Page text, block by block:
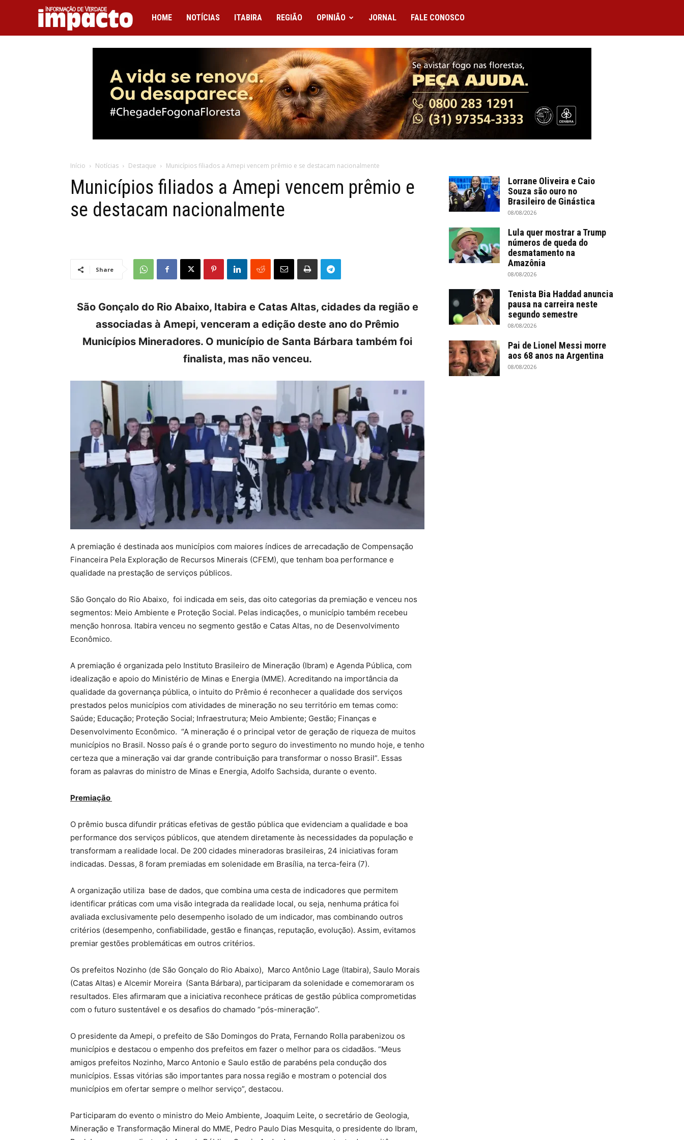
IMPACTO
HOME NOTÍCIAS ITABIRA REGIÃO OPINIÃO JORNAL FALE CONOSCO
Início Notícias Destaque Municípios filiados a Amepi vencem prêmio e se destacam nacionalmente
Municípios filiados a Amepi vencem prêmio e
se destacam nacionalmente
Share
São Gonçalo do Rio Abaixo, Itabira e Catas Altas, cidades da região e
associadas à Amepi, venceram a edição deste ano do Prêmio
Municípios Mineradores. O município de Santa Bárbara também foi
finalista, mas não venceu.
A premiação é destinada aos municípios com maiores índices de arrecadação de Compensação
Financeira Pela Exploração de Recursos Minerais (CFEM), que tenham boa performance e
qualidade na prestação de serviços públicos.
São Gonçalo do Rio Abaixo, foi indicada em seis, das oito categorias da premiação e venceu nos
segmentos: Meio Ambiente e Proteção Social. Pelas indicações, o município também recebeu
menção honrosa. Itabira venceu no segmento gestão e Catas Altas, no de Desenvolvimento
Econômico.
A premiação é organizada pelo Instituto Brasileiro de Mineração (Ibram) e Agenda Pública, com
idealização e apoio do Ministério de Minas e Energia (MME). Acreditando na importância da
qualidade da governança pública, o intuito do Prêmio é reconhecer a qualidade dos serviços
prestados pelos municípios com atividades de mineração no seu território em temas como:
Saúde; Educação; Proteção Social; Infraestrutura; Meio Ambiente; Gestão; Finanças e
Desenvolvimento Econômico. “A mineração é o principal vetor de geração de riqueza de muitos
municípios no Brasil. Nosso país é o grande porto seguro do investimento no mundo hoje, e tenho
certeza que a mineração vai dar grande contribuição para transformar o nosso Brasil”. Essas
foram as palavras do ministro de Minas e Energia, Adolfo Sachsida, durante o evento.
Premiação
O prêmio busca difundir práticas efetivas de gestão pública que evidenciam a qualidade e boa
performance dos serviços públicos, que atendem diretamente às necessidades da população e
transformam a realidade local. De 200 cidades mineradoras brasileiras, 24 iniciativas foram
indicadas. Dessas, 8 foram premiadas em solenidade em Brasília, na terca-feira (7).
A organização utiliza base de dados, que combina uma cesta de indicadores que permitem
identificar práticas com uma visão integrada da realidade local, ou seja, nenhuma prática foi
avaliada exclusivamente pelo desempenho isolado de um indicador, mas combinando outros
critérios (desempenho, confiabilidade, gestão e finanças, reputação, evolução). Assim, evitamos
premiar gestões problemáticas em outros critérios.
Os prefeitos Nozinho (de São Gonçalo do Rio Abaixo), Marco Antônio Lage (Itabira), Saulo Morais
(Catas Altas) e Alcemir Moreira (Santa Bárbara), participaram da solenidade e comemoraram os
resultados. Eles afirmaram que a iniciativa reconhece práticas de gestão pública comprometidas
com o futuro sustentável e os desafios do chamado “pós-mineração”.
O presidente da Amepi, o prefeito de São Domingos do Prata, Fernando Rolla parabenizou os
municípios e destacou o empenho dos prefeitos em fazer o melhor para os cidadãos. “Meus
amigos prefeitos Nozinho, Marco Antonio e Saulo estão de parabéns pela condução dos
municípios. Essas vitórias são importantes para nossa região e mostram o potencial dos
municípios em ofertar sempre o melhor serviço”, destacou.
Participaram do evento o ministro do Meio Ambiente, Joaquim Leite, o secretário de Geologia,
Mineração e Transformação Mineral do MME, Pedro Paulo Dias Mesquita, o presidente do Ibram,
Lorrane Oliveira e Caio
Souza são ouro no
Brasileiro de Ginástica
08/08/2026
Lula quer mostrar a Trump
números de queda do
desmatamento na
Amazônia
08/08/2026
Tenista Bia Haddad anuncia
pausa na carreira neste
segundo semestre
08/08/2026
Pai de Lionel Messi morre
aos 68 anos na Argentina
08/08/2026